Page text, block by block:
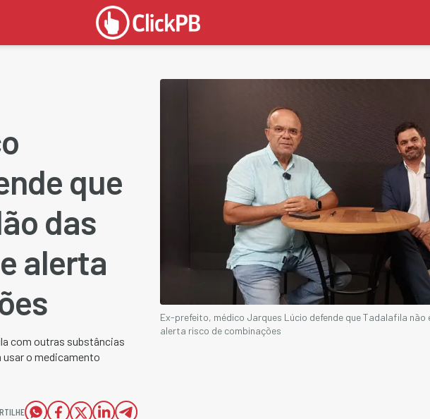
que
das
alerta
com outras substâncias
o medicamento
Ex-prefeito, médico Jarques Lúcio defende que Tadalafila não
alerta risco de combinações